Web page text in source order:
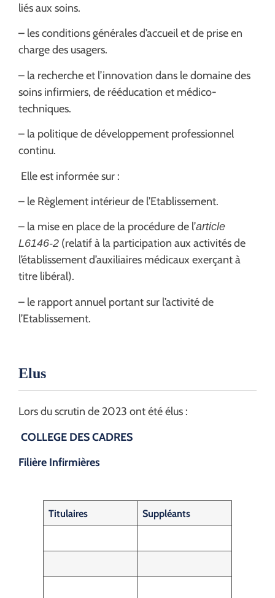
liés aux soins.
– les conditions générales d’accueil et de prise en
charge des usagers.
– la recherche et l’innovation dans le domaine des
soins infirmiers, de rééducation et médico-
techniques.
– la politique de développement professionnel
continu.
Elle est informée sur :
– le Règlement intérieur de l’Etablissement.
– la mise en place de la procédure de l’article
L6146-2 (relatif à la participation aux activités de
l’établissement d’auxiliaires médicaux exerçant à
titre libéral).
– le rapport annuel portant sur l’activité de
l’Etablissement.
Elus
Lors du scrutin de 2023 ont été élus :
COLLEGE DES CADRES
Filière Infirmières
Titulaires Suppléants